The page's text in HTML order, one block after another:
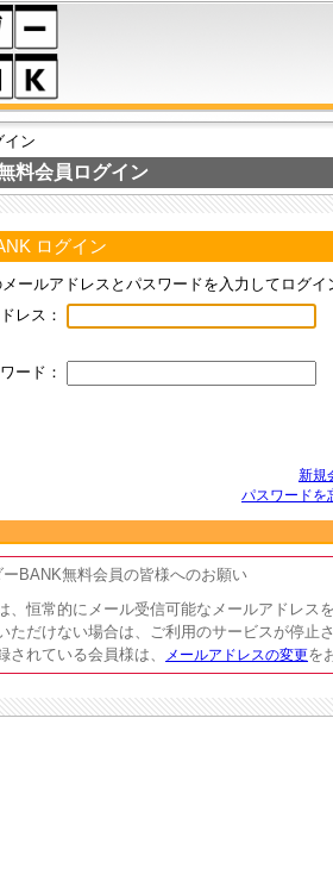
イン
料会員ログイン
ログイン
ールアドレスとパスワードを入力してログイ
レス：
ード：
新規
パスワードを
ーBANK無料会員の皆様へのお願い
、恒常的にメール受信可能なメールアドレス
ただけない場合は、ご利用のサービスが停止
されている会員様は、
メールアドレスの変更を